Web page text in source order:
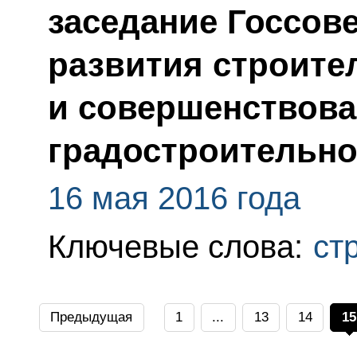
заседание
развития
и
16 мая 2016 года
Ключевые слова:
Предыдущая 1 ... 13 14 15